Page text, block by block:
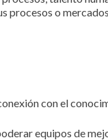
procesos o
con el
equipos de